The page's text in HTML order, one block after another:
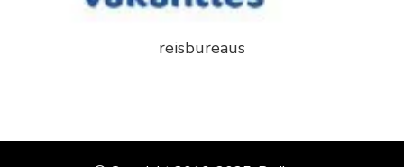
reisbureaus